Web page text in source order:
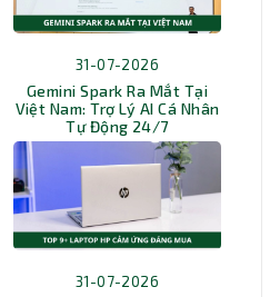
31-07-2026
Gemini Spark Ra Mắt Tại
Việt Nam: Trợ Lý AI Cá Nhân
Tự Động 24/7
31-07-2026